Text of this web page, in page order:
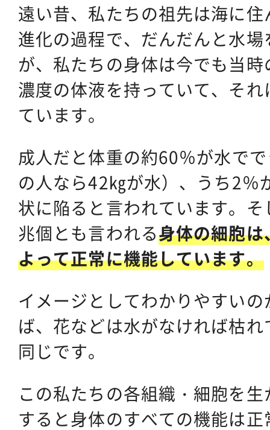
遠い昔、私たちの祖先は海に
進化の過程で、だんだんと水
が、私たちの身体は今でも当
濃度の体液を持っていて、そ
ています。
成人だと体重の約60％が水で
の人なら42㎏が水）、うち2％
状に陥ると言われています。
兆個とも言われる身体の細胞
よって正常に機能しています。
イメージとしてわかりやすい
ば、花などは水がなければ枯
同じです。
この私たちの各組織・細胞を
すると身体のすべての機能は